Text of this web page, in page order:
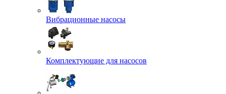
Вибрационные насосы
Комплектующие для насосов